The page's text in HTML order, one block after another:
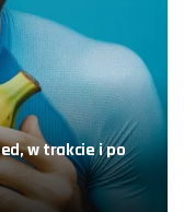
w trakcie i po